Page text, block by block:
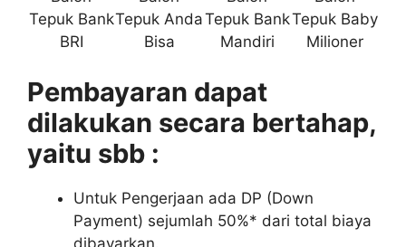
Tepuk Bank
BRI
Tepuk Anda
Bisa
Tepuk Bank
Mandiri
Tepuk Baby
Milioner
Pembayaran dapat
dilakukan secara bertahap,
yaitu sbb :
Untuk Pengerjaan ada DP (Down
Payment) sejumlah 50%* dari total biaya
dibayarkan.